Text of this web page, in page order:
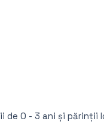
de 0 - 3 ani și părinții